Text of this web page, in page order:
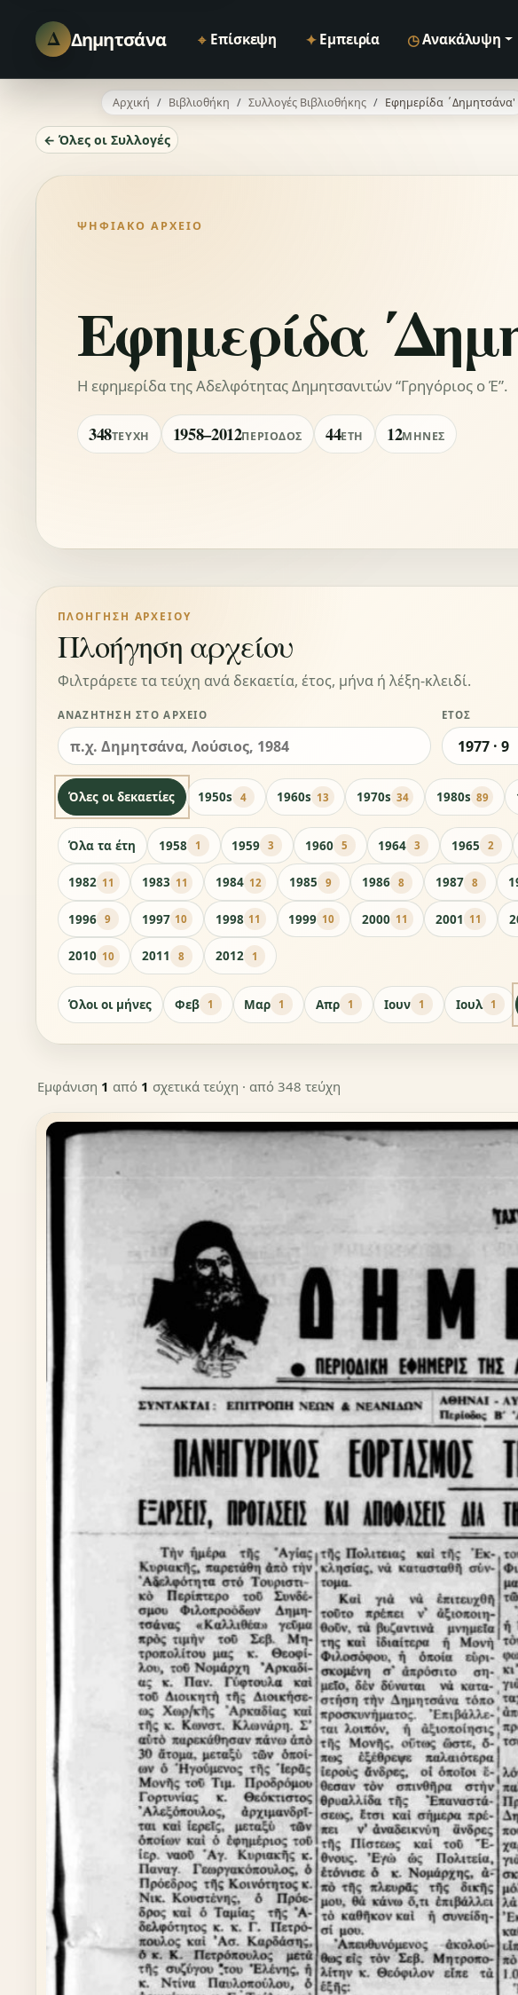
Δ Δημητσάνα ⌖ Επίσκεψη ✦ Εμπειρία ◷Ανακάλυψη
Αρχική Βιβλιοθήκη Συλλογές Βιβλιοθήκης Εφημερίδα ΄Δημητσάνα'
← Όλες οι Συλλογές
ΨΗΦΙΑΚΌ ΑΡΧΕΊΟ
Εφημερίδα
Η εφημερίδα της Αδελφότητας Δημητσανιτών “Γρηγόριος ο Έ”.
348ΤΕΎΧΗ 1958–2012ΠΕΡΊΟΔΟΣ 44ΈΤΗ 12ΜΉΝΕΣ
ΠΛΟΉΓΗΣΗ ΑΡΧΕΊΟΥ
Πλοήγηση αρχείου
Φιλτράρετε τα τεύχη ανά δεκαετία, έτος, μήνα ή λέξη-κλειδί.
ΑΝΑΖΉΤΗΣΗ ΣΤΟ ΑΡΧΕΊΟ ΈΤΟΣ
Όλες οι δεκαετίες 1950s 4 1960s 13 1970s 34 1980s 89
Όλα τα έτη 1958 1 1959 3 1960 5 1964 3 1965 2
1982 11 1983 11 1984 12 1985 9 1986 8 1987 8
1996 9 1997 10 1998 11 1999 10 2000 11 2001 11
2010 10 2011 8 2012 1
Όλοι οι μήνες Φεβ 1 Μαρ 1 Απρ 1 Ιουν 1 Ιουλ 1
Εμφάνιση 1 από 1 σχετικά τεύχη · από 348 τεύχη